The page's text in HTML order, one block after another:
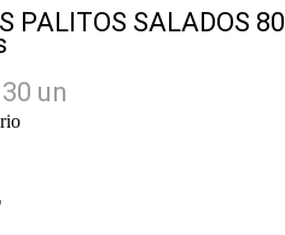
PALITOS SALADOS 80
un